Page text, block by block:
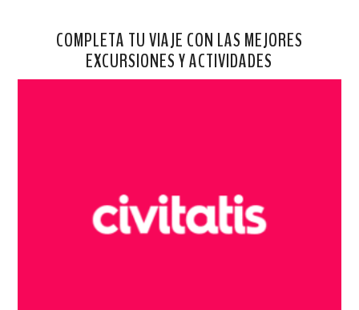
COMPLETA TU VIAJE CON LAS MEJORES
EXCURSIONES Y ACTIVIDADES